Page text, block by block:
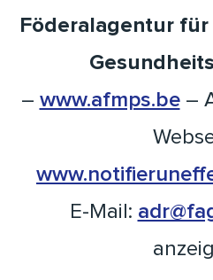
Föderalagentur
– www.afmps.be–
E-Mail: